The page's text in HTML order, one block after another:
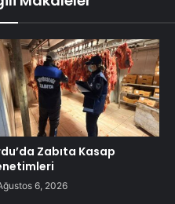
Zabıta Kasap
6, 2026